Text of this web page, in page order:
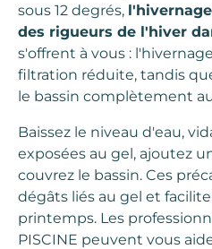
sous 12 degrés,
des rigueurs de l'hiver
s'offrent à vous :
filtration réduite, tandis
le bassin complètement
Baissez le niveau d'eau,
exposées au gel, ajoutez
couvrez le bassin. Ces
dégâts liés au gel et
printemps. Les
PISCINE peuvent vous